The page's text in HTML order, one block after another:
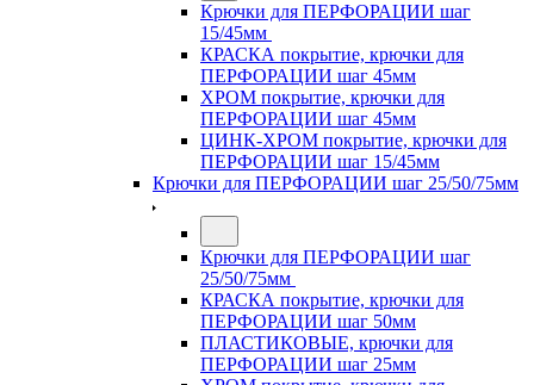
Крючки для ПЕРФОРАЦИИ шаг
15/45мм
КРАСКА покрытие, крючки для
ПЕРФОРАЦИИ шаг 45мм
ХРОМ покрытие, крючки для
ПЕРФОРАЦИИ шаг 45мм
ЦИНК-ХРОМ покрытие, крючки для
ПЕРФОРАЦИИ шаг 15/45мм
Крючки для ПЕРФОРАЦИИ шаг 25/50/75мм
Крючки для ПЕРФОРАЦИИ шаг
25/50/75мм
КРАСКА покрытие, крючки для
ПЕРФОРАЦИИ шаг 50мм
ПЛАСТИКОВЫЕ, крючки для
ПЕРФОРАЦИИ шаг 25мм